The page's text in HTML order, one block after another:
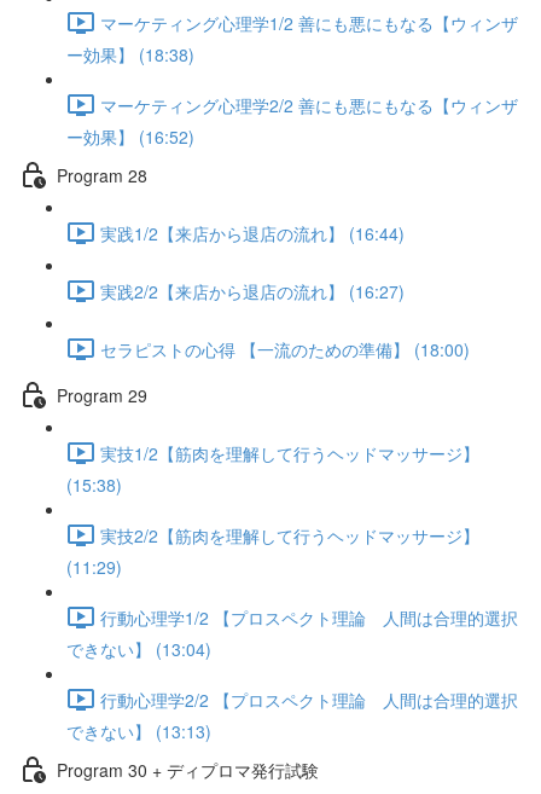
マーケティング心理学1/2 善にも悪にもなる【ウィンザ
ー効果】 (18:38)
マーケティング心理学2/2 善にも悪にもなる【ウィンザ
ー効果】 (16:52)
Program 28
実践1/2【来店から退店の流れ】 (16:44)
実践2/2【来店から退店の流れ】 (16:27)
セラピストの心得 【一流のための準備】 (18:00)
Program 29
実技1/2【筋肉を理解して行うヘッドマッサージ】
(15:38)
実技2/2【筋肉を理解して行うヘッドマッサージ】
(11:29)
行動心理学1/2 【プロスペクト理論 人間は合理的選択
できない】 (13:04)
行動心理学2/2 【プロスペクト理論 人間は合理的選択
できない】 (13:13)
Program 30 + ディプロマ発行試験